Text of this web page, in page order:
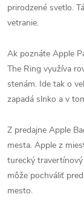
prirodzené svetlo.
vetranie.
Ak poznáte Apple
The Ring využíva
stenám. Ide tak o
zapadá slnko a v
Z predajne Apple
mesta. Apple z
turecký
môže pochváliť
mesto.